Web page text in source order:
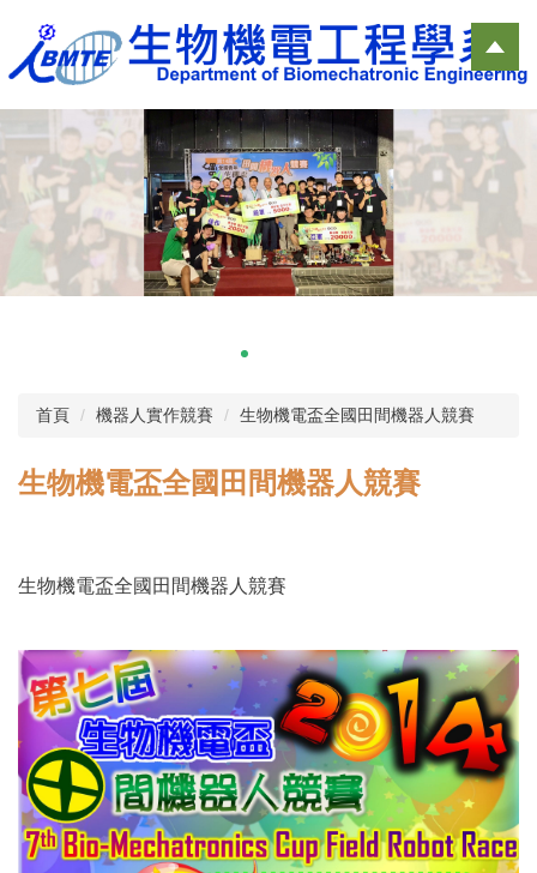
主
容
區
首頁 機器人實作競賽 生物機電盃全國田間機器人競賽
生物機電盃全國田間機器人競賽
生物機電盃全國田間機器人競賽